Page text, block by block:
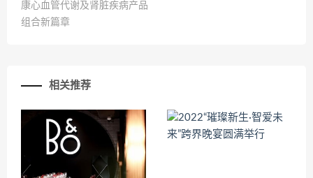
康心血管代谢及肾脏疾病产品
组合新篇章
相关推荐